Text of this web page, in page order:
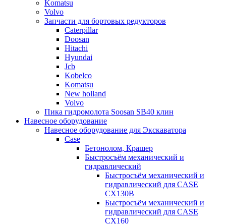
Komatsu
Volvo
Запчасти для бортовых редукторов
Caterpillar
Doosan
Hitachi
Hyundai
Jcb
Kobelco
Komatsu
New holland
Volvo
Пика гидромолота Soosan SB40 клин
Навесное оборудование
Навесное оборудование для Экскаватора
Case
Бетонолом, Крашер
Быстросъём механический и
гидравлический
Быстросъём механический и
гидравлический для CASE
CX130B
Быстросъём механический и
гидравлический для CASE
CX160